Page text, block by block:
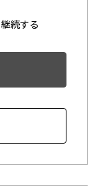
続する